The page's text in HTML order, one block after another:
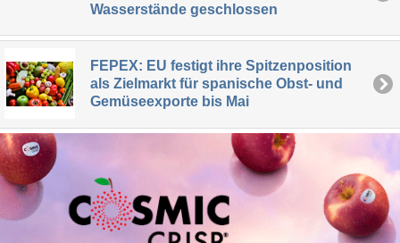
Wasserstände geschlossen
FEPEX: EU festigt ihre Spitzenposition
als Zielmarkt für spanische Obst- und
Gemüseexporte bis Mai